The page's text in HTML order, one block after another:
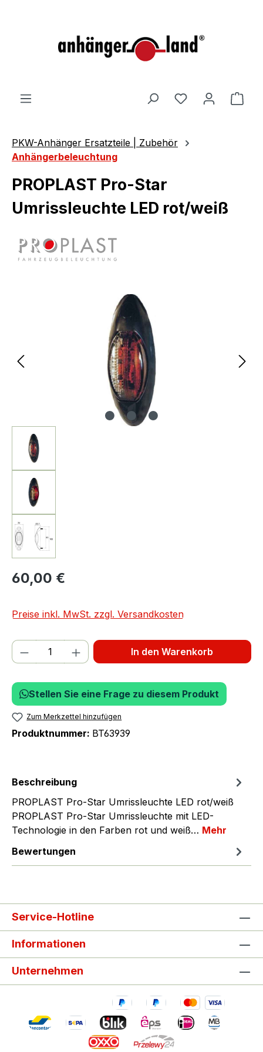
PKW-Anhänger Ersatzteile | Zubehör
Anhängerbeleuchtung
PROPLAST Pro-Star
Umrissleuchte LED rot/weiß
Bildergalerie überspringen
60,00 €
Preise inkl. MwSt. zzgl. Versandkosten
Produkt Anzahl: Gib den gewünschten
In den Warenkorb
Stellen Sie eine Frage zu diesem Produkt
Zum Merkzettel hinzufügen
Produktnummer: BT63939
Beschreibung
PROPLAST Pro-Star Umrissleuchte LED rot/weiß
PROPLAST Pro-Star Umrissleuchte mit LED-
Technologie in den Farben rot und weiß… Mehr
Bewertungen
Service-Hotline
Informationen
Unternehmen